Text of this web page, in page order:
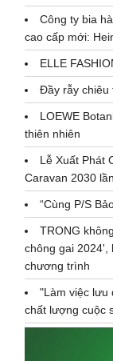
Công ty bia
cao cấp mới:
ELLE
Đầy rẫy chiêu
LOEWE
thiên nhiên
Lễ Xuất Phát
Caravan 2030
“Cùng P/S
TRONG
chông gai 2024',
chương trình
"Làm việc lưu
chất lượng cuộc